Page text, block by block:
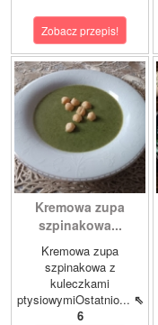
Zobacz przepis!
Kremowa zupa
szpinakowa...
Kremowa zupa
szpinakowa z
kuleczkami
ptysiowymiOstatnio... ⇖
6